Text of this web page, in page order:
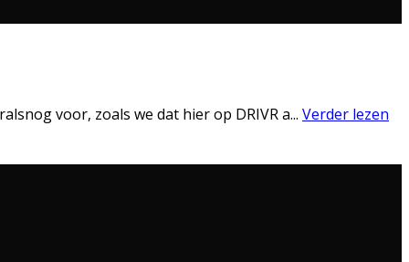
voor, zoals we dat hier op DRIVR a... Verder lezen